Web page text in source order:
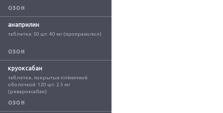
ОЗОН
анаприлин
таблетки: 50 шт. 40 мг (пропранолол)
ОЗОН
круоксабан
таблетки, покрытые плёночной
оболочкой: 120 шт. 2.5 мг
(ривароксабан)
ОЗОН